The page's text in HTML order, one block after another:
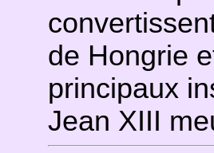
de Hongrie
principaux
Jean XIII